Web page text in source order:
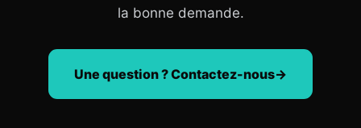
la bonne demande.
Une question ? Contactez-nous